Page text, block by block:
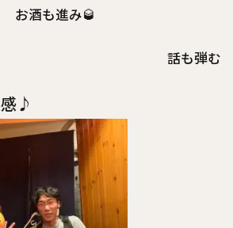
お酒も進み🥃
話も弾む
♪